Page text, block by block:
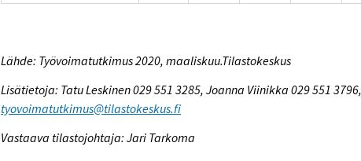
Lähde: Työvoimatutkimus 2020, maaliskuu.Tilastokeskus
Lisätietoja: Tatu Leskinen 029 551 3285, Joanna Viinikka 029 551 3796,
tyovoimatutkimus@tilastokeskus.fi
Vastaava tilastojohtaja: Jari Tarkoma